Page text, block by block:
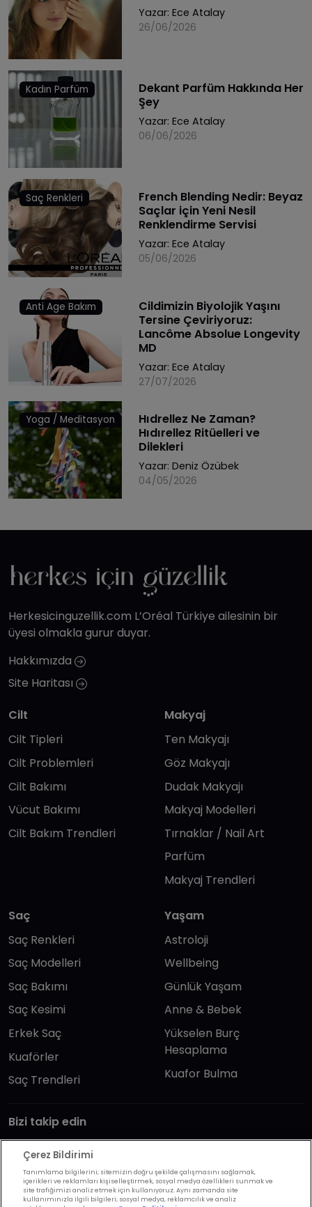
Yazar: Ece Atalay
26/06/2026
Kadın Parfüm
Dekant Parfüm Hakkında Her
Şey
Yazar: Ece Atalay
06/06/2026
Saç Renkleri
French Blending Nedir: Beyaz
Saçlar için Yeni Nesil
Renklendirme Servisi
Yazar: Ece Atalay
05/06/2026
Anti Age Bakım
Cildimizin Biyolojik Yaşını
Tersine Çeviriyoruz:
Lancôme Absolue Longevity
MD
Yazar: Ece Atalay
27/07/2026
Yoga / Meditasyon
Hıdrellez Ne Zaman?
Hıdırellez Ritüelleri ve
Dilekleri
Yazar: Deniz Özübek
04/05/2026
Herkesicinguzellik.com L’Oréal Türkiye ailesinin bir
üyesi olmakla gurur duyar.
Hakkımızda
Site Haritası
Cilt
Cilt Tipleri
Cilt Problemleri
Cilt Bakımı
Vücut Bakımı
Cilt Bakım Trendleri
Makyaj
Ten Makyajı
Göz Makyajı
Dudak Makyajı
Makyaj Modelleri
Tırnaklar / Nail Art
Parfüm
Makyaj Trendleri
Saç
Saç Renkleri
Saç Modelleri
Saç Bakımı
Saç Kesimi
Erkek Saç
Kuaförler
Saç Trendleri
Yaşam
Astroloji
Wellbeing
Günlük Yaşam
Anne & Bebek
Yükselen Burç
Hesaplama
Kuafor Bulma
Bizi takip edin
Çerez Bildirimi
Tanımlama bilgilerini; sitemizin doğru şekilde çalışmasını sağlamak,
içerikleri ve reklamları kişiselleştirmek, sosyal medya özellikleri sunmak ve
site trafiğimizi analiz etmek için kullanıyoruz. Aynı zamanda site
kullanımınızla ilgili bilgileri; sosyal medya, reklamcılık ve analiz